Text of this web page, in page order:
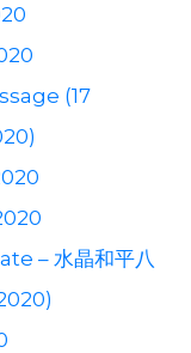
(17
– 水晶和平八